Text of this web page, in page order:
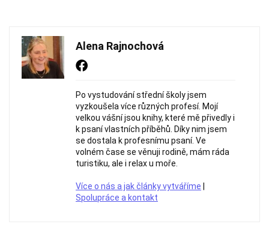
Alena Rajnochová
Po vystudování střední školy jsem
vyzkoušela více různých profesí. Mojí
velkou vášní jsou knihy, které mě přivedly i
k psaní vlastních příběhů. Díky nim jsem
se dostala k profesnímu psaní. Ve
volném čase se věnuji rodině, mám ráda
turistiku, ale i relax u moře.
Více o nás a jak články vytváříme
Spolupráce a kontakt